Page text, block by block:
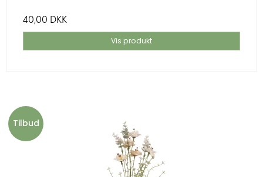
40,00 DKK
Vis produkt
Tilbud